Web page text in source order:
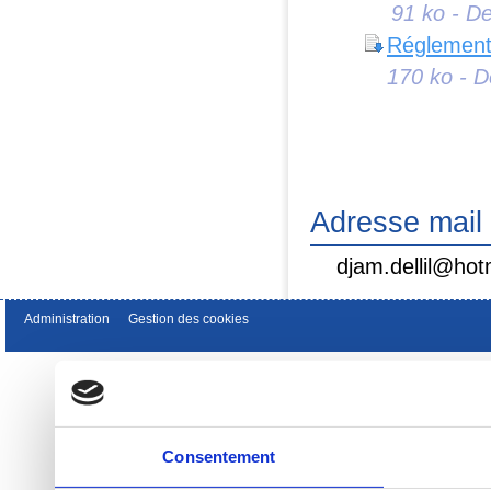
Consentement
91 ko -
170 ko -
Adresse
Administration Gestion des cookies